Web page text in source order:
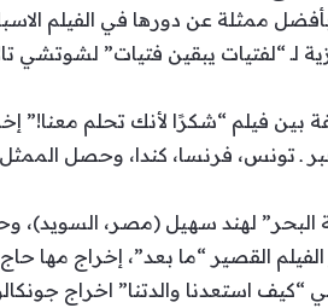
ممثلة عن دورها في الفيلم
لـ “لفتيات يبقين فتيات” لشوتشي
فيلم “شكرًا لأنك تحلم معنا!”
ـ تونس، فرنسا، كندا، وحصل
البحر” لهند سهيل (مصر، السويد)،
القصير “ما بعد”، إخراج مها
“كيف استعدنا والدتنا” اخراج